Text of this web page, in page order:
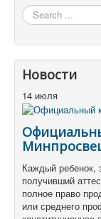
Поиск
по
Новости
14 июля
Каждый ребенок,
получивший
полное право
или среднего